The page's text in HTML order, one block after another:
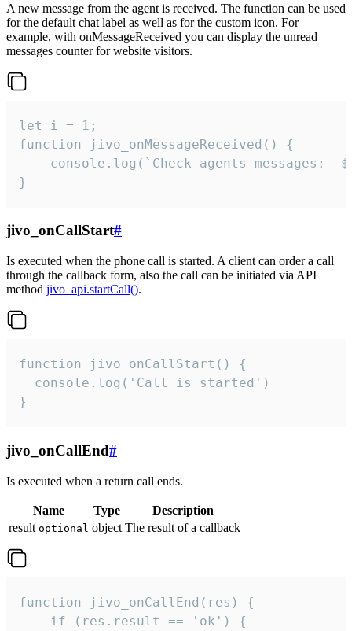
A new message from the agent is received. The function can be used
for the default chat label as well as for the custom icon. For
example, with onMessageReceived you can display the unread
messages counter for website visitors.
let i = 1;
function jivo_onMessageReceived() {
}
jivo_onCallStart#
Is executed when the phone call is started. A client can order a call
through the callback form, also the call can be initiated via API
method jivo_api.startCall().
function jivo_onCallStart() {
  console.log('Call is started')
}
jivo_onCallEnd#
Is executed when a return call ends.
Name Type
Description
result optional object The result of a callback
function jivo_onCallEnd(res) {
    if (res.result == 'ok') {